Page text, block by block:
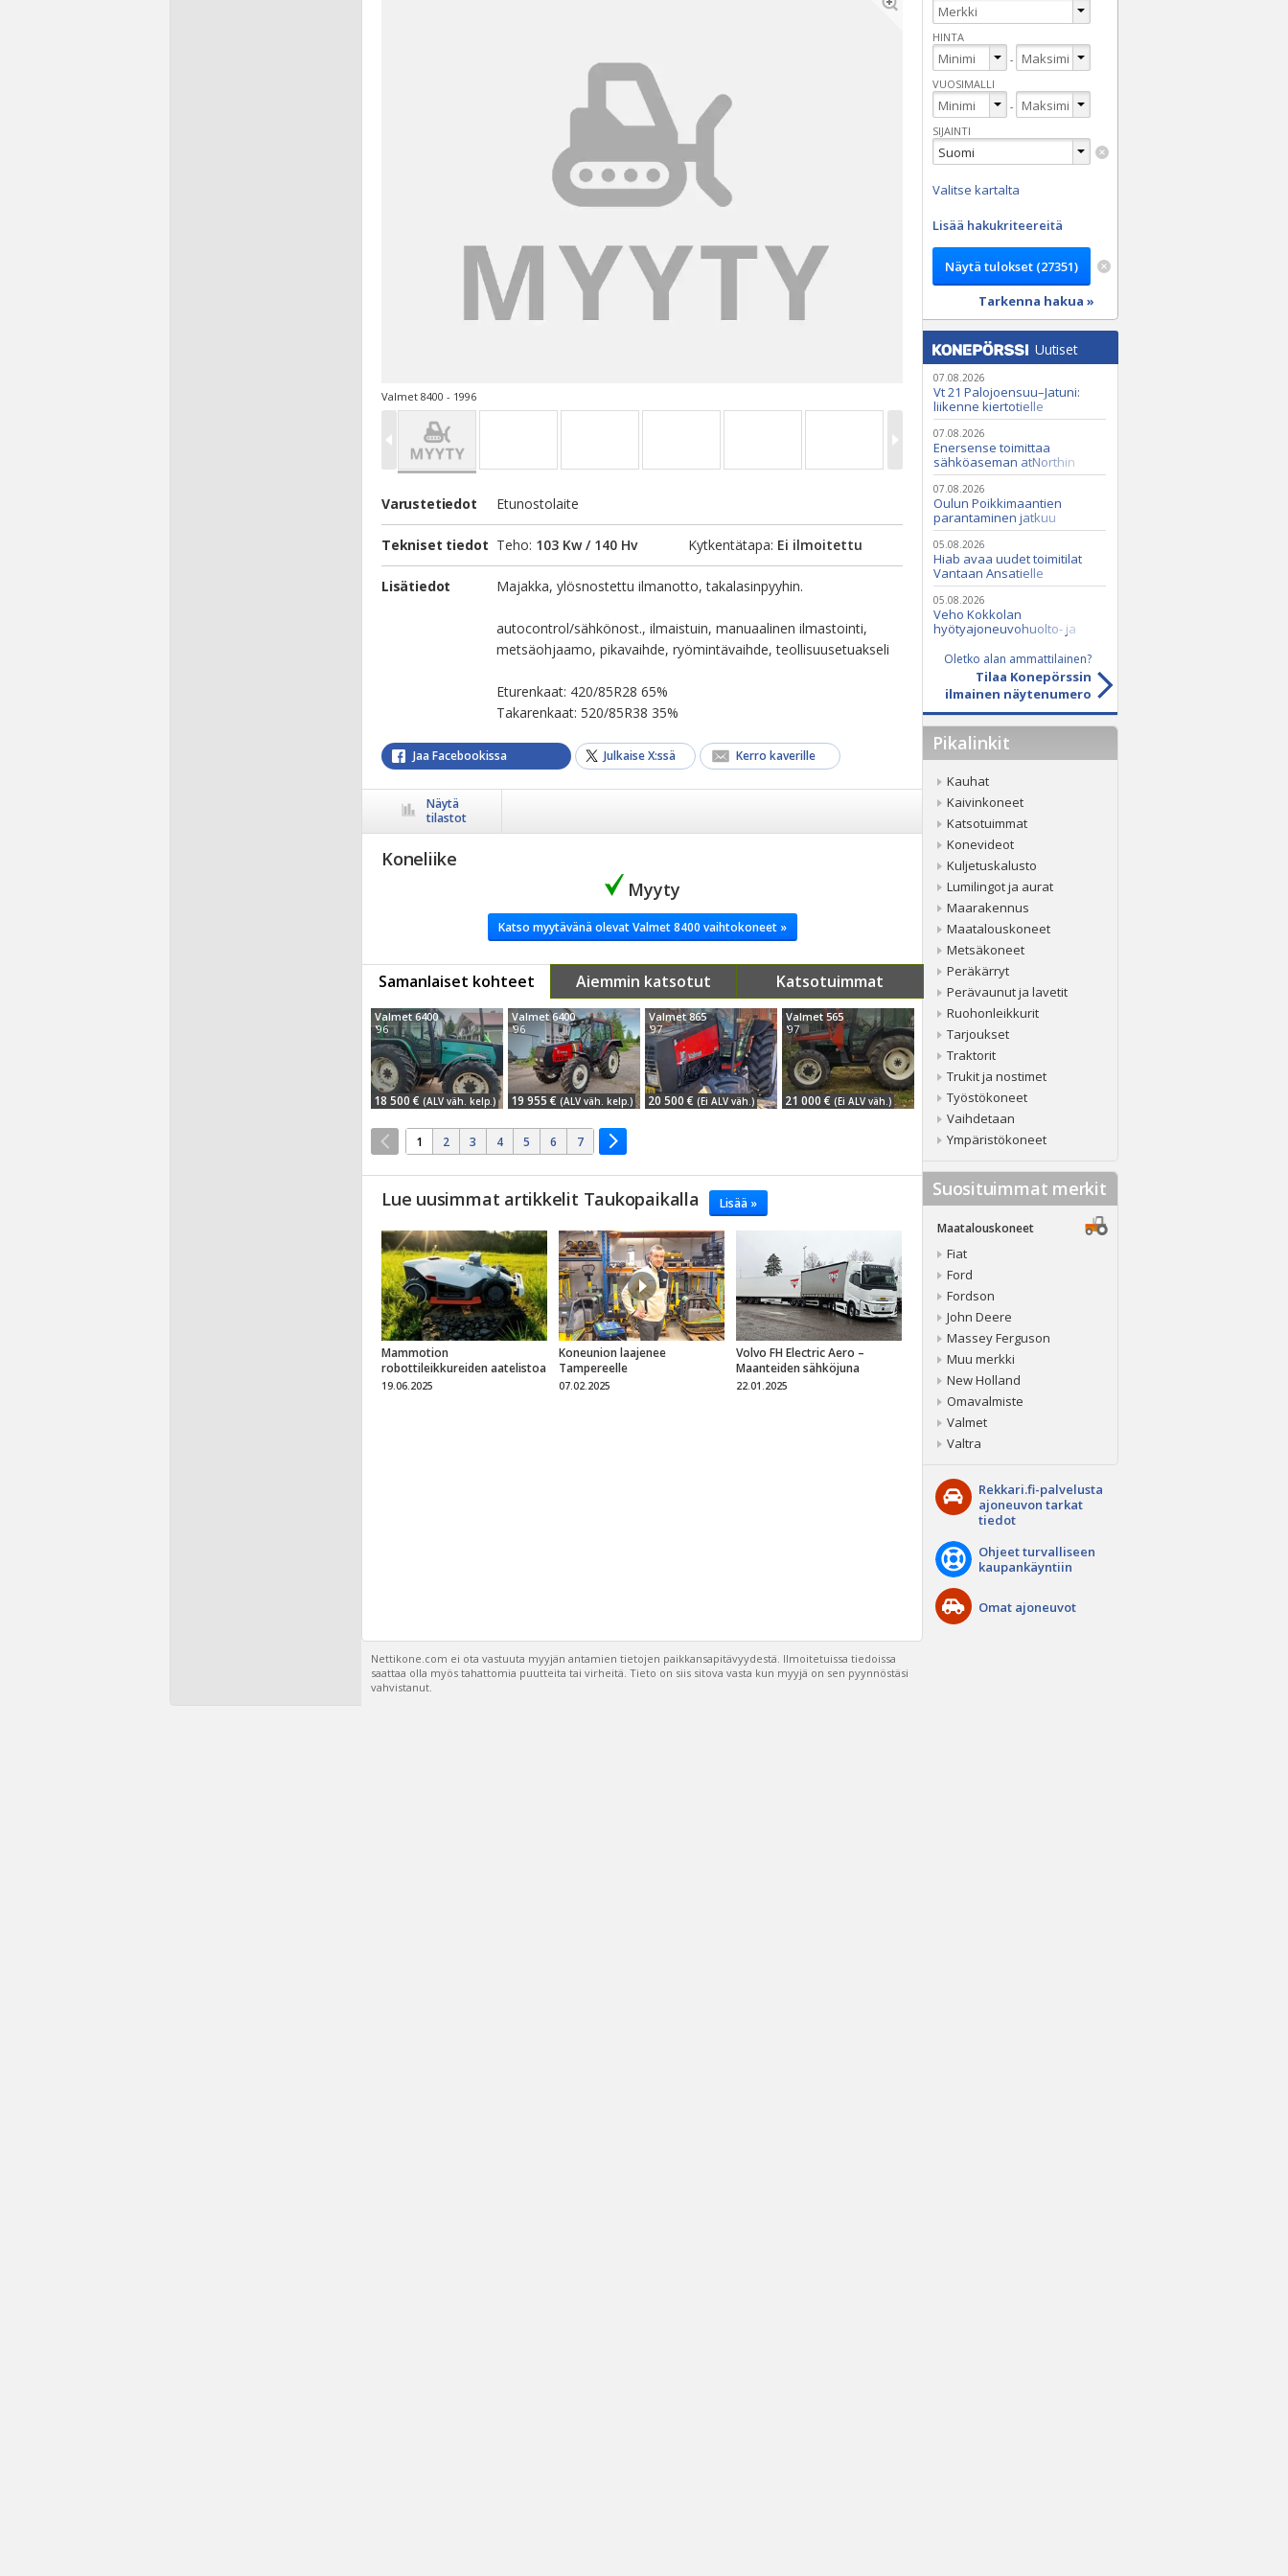
Valmet 8400 - 1996
Varustetiedot Etunostolaite
Tekniset tiedot Teho: 103 Kw / 140 Hv Kytkentätapa: Ei ilmoitettu
Lisätiedot Majakka, ylösnostettu ilmanotto, takalasinpyyhin.
autocontrol/sähkönost., ilmaistuin, manuaalinen ilmastointi,
metsäohjaamo, pikavaihde, ryömintävaihde, teollisuusetuakseli
Eturenkaat: 420/85R28 65%
Takarenkaat: 520/85R38 35%
Jaa Facebookissa Julkaise X:ssä Kerro kaverille
Näytä
tilastot
Koneliike
Myyty
Katso myytävänä olevat Valmet 8400 vaihtokoneet »
Samanlaiset kohteet Aiemmin katsotut Katsotuimmat
Valmet 6400
'96
18 500 € (ALV väh. kelp.)
Valmet 6400
'96
19 955 € (ALV väh. kelp.)
Valmet 865
'97
20 500 € (Ei ALV väh.)
Valmet 565
'97
21 000 € (Ei ALV väh.)
1 2 3 4 5 6 7
Lue uusimmat artikkelit Taukopaikalla Lisää »
Mammotion
robottileikkureiden aatelistoa
19.06.2025
Koneunion laajenee
Tampereelle
07.02.2025
Volvo FH Electric Aero –
Maanteiden sähköjuna
22.01.2025
Nettikone.com ei ota vastuuta myyjän antamien tietojen paikkansapitävyydestä. Ilmoitetuissa tiedoissa
saattaa olla myös tahattomia puutteita tai virheitä. Tieto on siis sitova vasta kun myyjä on sen pyynnöstäsi
vahvistanut.
HINTA
-
VUOSIMALLI
-
SIJAINTI
Valitse kartalta
Lisää hakukriteereitä
Tarkenna hakua »
Uutiset
07.08.2026
Vt 21 Palojoensuu–Jatuni:
liikenne kiertotielle
Nunasjoen silloilla
07.08.2026
Enersense toimittaa
sähköaseman atNorthin
datakeskukseen
07.08.2026
Oulun Poikkimaantien
parantaminen jatkuu
05.08.2026
Hiab avaa uudet toimitilat
Vantaan Ansatielle
05.08.2026
Veho Kokkolan
hyötyajoneuvohuolto- ja
Oy:lle lokakuussa
Oletko alan ammattilainen?
Tilaa Konepörssin
ilmainen näytenumero
Pikalinkit
Kauhat
Kaivinkoneet
Katsotuimmat
Konevideot
Kuljetuskalusto
Lumilingot ja aurat
Maarakennus
Maatalouskoneet
Metsäkoneet
Peräkärryt
Perävaunut ja lavetit
Ruohonleikkurit
Tarjoukset
Traktorit
Trukit ja nostimet
Työstökoneet
Vaihdetaan
Ympäristökoneet
Suosituimmat merkit
Maatalouskoneet
Fiat
Ford
Fordson
John Deere
Massey Ferguson
Muu merkki
New Holland
Omavalmiste
Valmet
Valtra
Rekkari.fi-palvelusta
ajoneuvon tarkat
tiedot
Ohjeet turvalliseen
kaupankäyntiin
Omat ajoneuvot